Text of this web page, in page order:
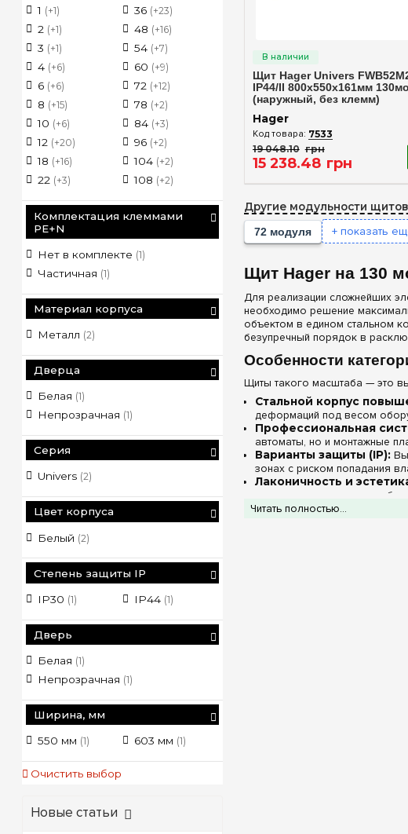
Щит Hager Univers
IP44/II 800x550x161мм
(наружный, без клемм)
Hager
7533
19 048.10 грн
15 238.48 грн
Другие модульности
72 модуля
+ показать
Щит Hager на 130
Для реализации сложнейших
необходимо решение
объектом в едином стальном
безупречный порядок в
Особенности
Щиты такого масштаба — это
Стальной корпус
деформаций под весом
Профессиональная
автоматы, но и монтажные
Варианты защиты (IP):Вы
зонах с риском попадания
Лаконичность и
аккуратно и уместно в любом
Читать полностью...
1 (+1)
2 (+1)
3 (+1)
4 (+6)
6 (+6)
8 (+15)
10 (+6)
12 (+20)
18 (+16)
22 (+3)
36 (+23)
48 (+16)
54 (+7)
60 (+9)
72 (+12)
78 (+2)
84 (+3)
96 (+2)
104 (+2)
108 (+2)
(+3)
(+2)
(+2)
(+1)
240(+2)
Комплектация клеммами
PE+N
Нет в комплекте (1)
Частичная (1)
Материал корпуса
Металл (2)
Дверца
Белая (1)
Непрозрачная (1)
Серия
Univers (2)
Цвет корпуса
Белый (2)
Степень защиты IP
IP30 (1) IP44 (1)
Дверь
Белая (1)
Непрозрачная (1)
Ширина, мм
550 мм (1) 603 мм (1)
Очистить выбор
Новые статьи